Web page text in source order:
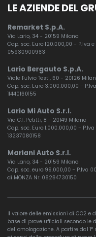
LE AZIENDE DEL
Remarket S.p.A.
Via Lario, 34 - 20159 Milano
Cap. soc. Euro 120.000,00 - P.Iva
05930900963
Lario Bergauto S.p.A.
Viale Fulvio Testi, 60 - 20126
Cap. soc. Euro 3.000.000,00 -
11440160155
Lario Mi Auto S.r.l.
Via C.I. Petitti, 8 - 20149 Milano
Cap. soc. Euro 1.000.000,00 -
13237080158
Mariani Auto S.r.l.
Via Lario, 34 - 20159 Milano
Cap. soc. euro 99.000,00 - P.Iva
di MONZA Nr. 08284730150
Il valore delle emissioni di CO2 e
base di prove ufficiali secondo
dell'omologazione. A partire dal